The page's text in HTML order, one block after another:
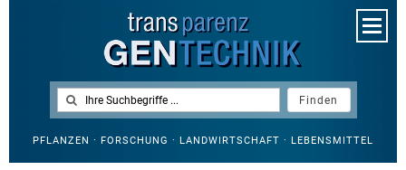
PFLANZEN · FORSCHUNG · LANDWIRTSCHAFT · LEBENSMITTEL